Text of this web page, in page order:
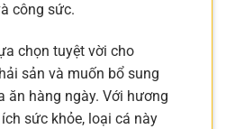
công sức.
chọn tuyệt vời cho
sản và muốn bổ sung
ăn hàng ngày. Với hương
sức khỏe, loại cá này